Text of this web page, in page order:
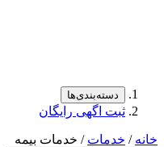
دسته‌بندی‌ها
ثبت اگهی رایگان
خانه / خدمات / خدمات بیمه